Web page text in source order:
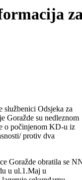
Odsjeka za
su nedleznom
protiv dva